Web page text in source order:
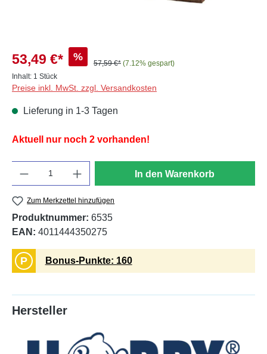
53,49 €* %
57,59 €* (7.12% gespart)
Inhalt: 1 Stück
Preise inkl. MwSt. zzgl. Versandkosten
Lieferung in 1-3 Tagen
Aktuell nur noch 2 vorhanden!
In den Warenkorb
Zum Merkzettel hinzufügen
Produktnummer: 6535
EAN: 4011444350275
P Bonus-Punkte: 160
Hersteller